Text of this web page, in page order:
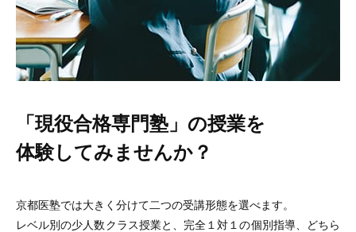
「現役合格専門塾」の授業を
体験してみませんか？
京都医塾では大きく分けて二つの受講形態を選べます。
レベル別の少人数クラス授業と、完全１対１の個別指導、どちら